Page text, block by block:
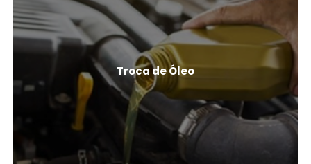
Troca de Óleo
Ver Mais